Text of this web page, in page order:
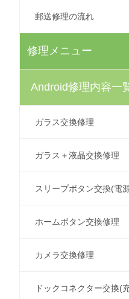
郵送修理の流れ
修理メニュー
Android修理内容一
ガラス交換修理
ガラス＋液晶交換修理
スリープボタン交換(電
ホームボタン交換修理
カメラ交換修理
ドックコネクター交換(